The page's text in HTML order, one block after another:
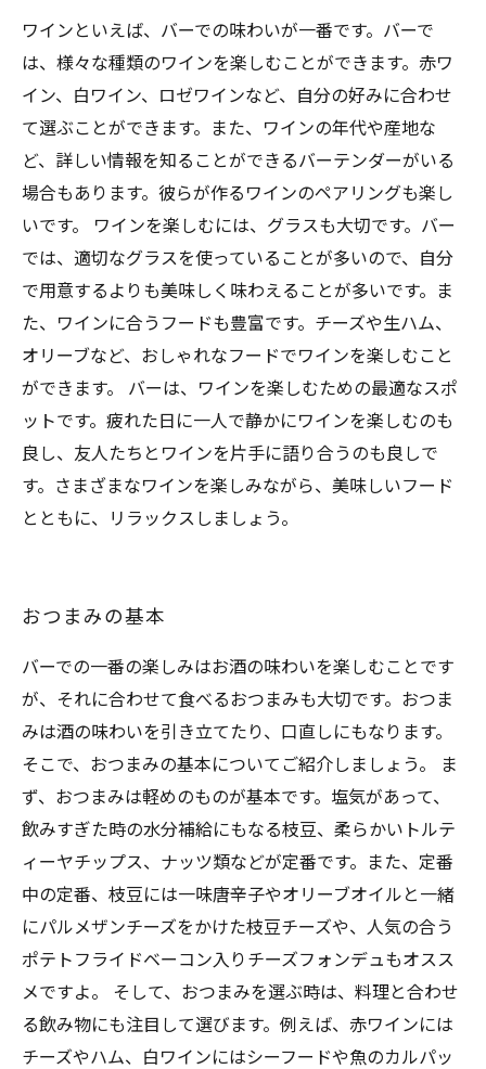
ワインといえば、バーでの味わいが一番です。バーで
は、様々な種類のワインを楽しむことができます。赤ワ
イン、白ワイン、ロゼワインなど、自分の好みに合わせ
て選ぶことができます。また、ワインの年代や産地な
ど、詳しい情報を知ることができるバーテンダーがいる
場合もあります。彼らが作るワインのペアリングも楽し
いです。 ワインを楽しむには、グラスも大切です。バー
では、適切なグラスを使っていることが多いので、自分
で用意するよりも美味しく味わえることが多いです。ま
た、ワインに合うフードも豊富です。チーズや生ハム、
オリーブなど、おしゃれなフードでワインを楽しむこと
ができます。 バーは、ワインを楽しむための最適なスポ
ットです。疲れた日に一人で静かにワインを楽しむのも
良し、友人たちとワインを片手に語り合うのも良しで
す。さまざまなワインを楽しみながら、美味しいフード
とともに、リラックスしましょう。
おつまみの基本
バーでの一番の楽しみはお酒の味わいを楽しむことです
が、それに合わせて食べるおつまみも大切です。おつま
みは酒の味わいを引き立てたり、口直しにもなります。
そこで、おつまみの基本についてご紹介しましょう。 ま
ず、おつまみは軽めのものが基本です。塩気があって、
飲みすぎた時の水分補給にもなる枝豆、柔らかいトルテ
ィーヤチップス、ナッツ類などが定番です。また、定番
中の定番、枝豆には一味唐辛子やオリーブオイルと一緒
にパルメザンチーズをかけた枝豆チーズや、人気の合う
ポテトフライドベーコン入りチーズフォンデュもオスス
メですよ。 そして、おつまみを選ぶ時は、料理と合わせ
る飲み物にも注目して選びます。例えば、赤ワインには
チーズやハム、白ワインにはシーフードや魚のカルパッ